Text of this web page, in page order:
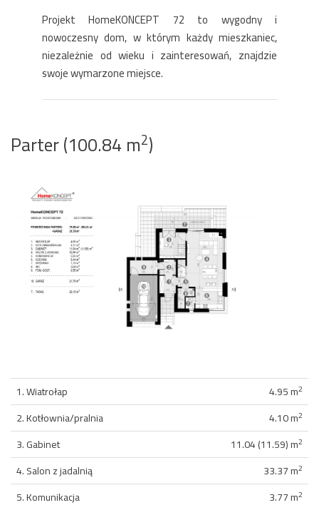
Projekt HomeKONCEPT 72 to wygodny i
nowoczesny dom, w którym każdy mieszkaniec,
niezależnie od wieku i zainteresowań, znajdzie
swoje wymarzone miejsce.
Parter (100.84 m2)
1. Wiatrołap 4.95 m2
2. Kotłownia/pralnia 4.10 m2
3. Gabinet 11.04 (11.59) m2
4. Salon z jadalnią 33.37 m2
5. Komunikacja 3.77 m2